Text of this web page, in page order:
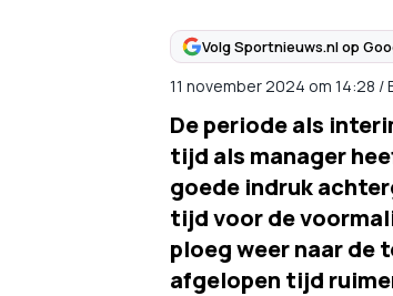
Volg Sportnieuws.nl op
11 november 2024 om 14:28 /
De periode als
tijd als manager
goede indruk
tijd voor de
ploeg weer naar de
afgelopen tijd